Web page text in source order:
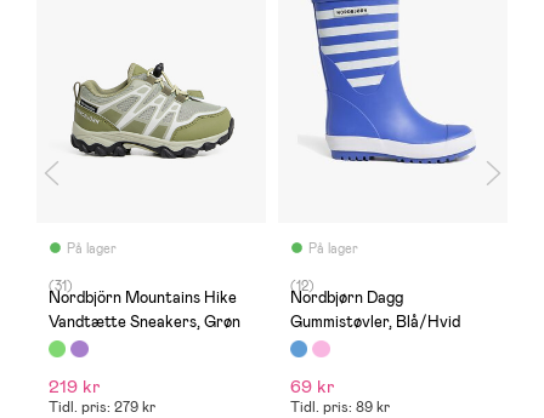
På lager
(31)
Nordbjörn Mountains Hike
Vandtætte Sneakers, Grøn
219 kr
Tidl. pris: 279 kr
På lager
(12)
Nordbjørn Dagg
Gummistøvler, Blå/Hvid
69 kr
Tidl. pris: 89 kr